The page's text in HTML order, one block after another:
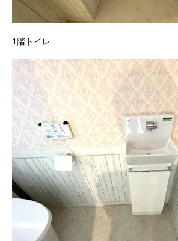
1階トイレ